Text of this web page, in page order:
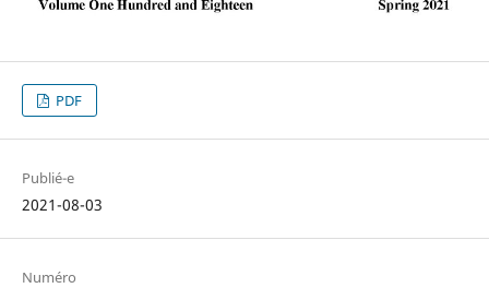
PDF
Publié-e
2021-08-03
Numéro